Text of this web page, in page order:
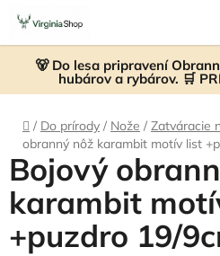
Prejsť
obsah
🐻 Do lesa pripravení
hubárov a rybárov. 🛒
Domov
/ Do prírody / Nože / Zatváracie
obranný nôž karambit motív list
Bojový
karambit
+puzdro 19/